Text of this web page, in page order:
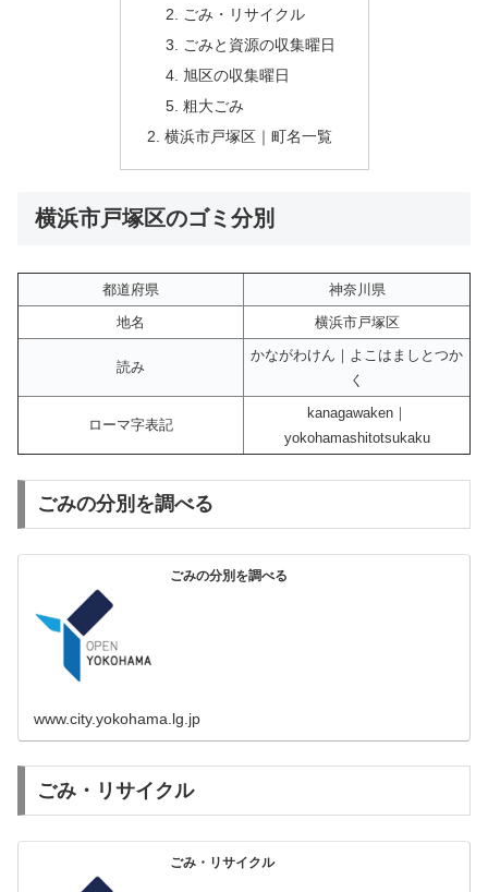
ごみ・リサイクル
ごみと資源の収集曜日
旭区の収集曜日
粗大ごみ
横浜市戸塚区｜町名一覧
横浜市戸塚区のゴミ分別
都道府県
神奈川県
地名
横浜市戸塚区
読み
かながわけん｜よこはましとつか
く
ローマ字表記
kanagawaken｜
yokohamashitotsukaku
ごみの分別を調べる
ごみの分別を調べる
www.city.yokohama.lg.jp
ごみ・リサイクル
ごみ・リサイクル